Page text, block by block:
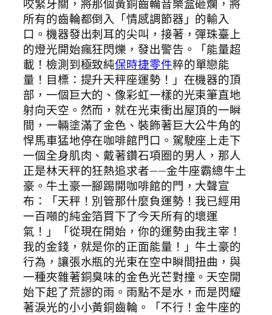
咬緊牙關，將那個黃銅齒輪音樂盒砸爛，將
所有的齒輪都倒入「情感調節器」的輸入
口。機器發出刺耳的尖叫，接著，彈珠臺上
的燈光開始瘋狂閃爍，發出警告。「能量超
載！檢測到極致純保時捷零件粹的單戀能
量！目標：提升天秤座運勢！」在機器的頂
部，一個巨大的、像彩虹一樣的光束筆直地
射向天空。然而，就在光束衝出屋頂的一瞬
間，一輛塗滿了金色、裝飾著巨大公牛角的
悍馬車猛地停在咖啡館門口。駕駛座上走下
一個全身肌肉、戴著鑽石項圈的男人，那人
正是林天秤的狂熱追求者——金牛座霸總牛土
豪。牛土豪一腳踢開咖啡館的門，大聲宣
布：「天秤！別管那什麼負運勢！我已經用
一百噸的純金箔買下了今天所有的壞運
氣！」「從現在開始，你的運勢由我主宰！
我的金錢，就是你的正面能量！」牛土豪的
行為，讓張水瓶的光束在空中瞬間扭曲，與
一種夾雜著銅臭味的金色光芒對撞。天空開
始下起了荒謬的雨。雨點不是水，而是閃耀
著淚光的小小黃銅齒輪。「不行！金牛座的